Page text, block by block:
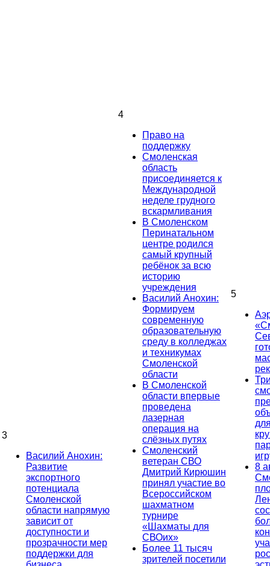
3
Василий Анохин:
Развитие
экспортного
потенциала
Смоленской
области напрямую
зависит от
доступности и
прозрачности мер
поддержки для
4
Право на
поддержку
Смоленская
область
присоединяется к
Международной
неделе грудного
вскармливания
В Смоленском
Перинатальном
центре родился
самый крупный
ребёнок за всю
историю
учреждения
Василий Анохин:
Формируем
современную
образовательную
среду в колледжах
и техникумах
Смоленской
области
В Смоленской
области впервые
проведена
лазерная
операция на
слёзных путях
Смоленский
ветеран СВО
Дмитрий Кирюшин
принял участие во
Всероссийском
шахматном
турнире
«Шахматы для
СВОих»
Более 11 тысяч
зрителей посетили
5
8